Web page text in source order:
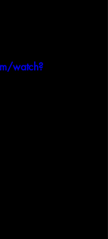
watch?